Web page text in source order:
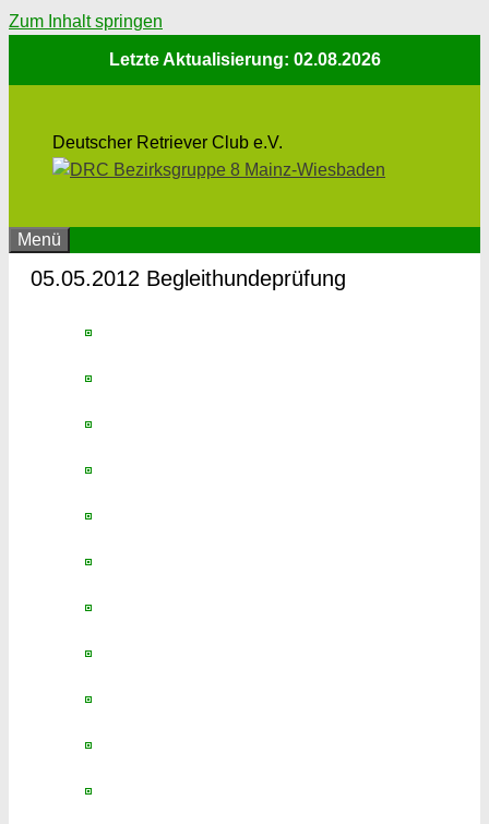
Zum Inhalt springen
Letzte Aktualisierung: 02.08.2026
Deutscher Retriever Club e.V.
Menü
05.05.2012 Begleithundeprüfung